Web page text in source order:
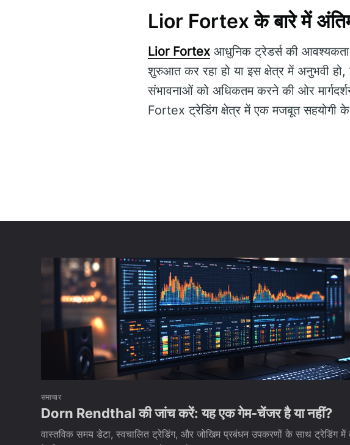
Lior Fortex के बारे में
Lior Fortex आधुनिक ट्रेडर्स की
शुरुआत कर रहा हो या इस क्षेत्र में अनुभवी
संभावनाओं को अधिकतम करने की ओर
Fortex ट्रेडिंग क्षेत्र में एक मजबूत सहयोगी
समाचार
Dorn Rendthal की जांच करें: यह एक गेम-चेंजर है या नहीं?
वास्तविक समय डेटा, स्वचालित ट्रेडिंग, और जोखिम प्रबंधन उपकरणों के साथ ट्रेडिंग में